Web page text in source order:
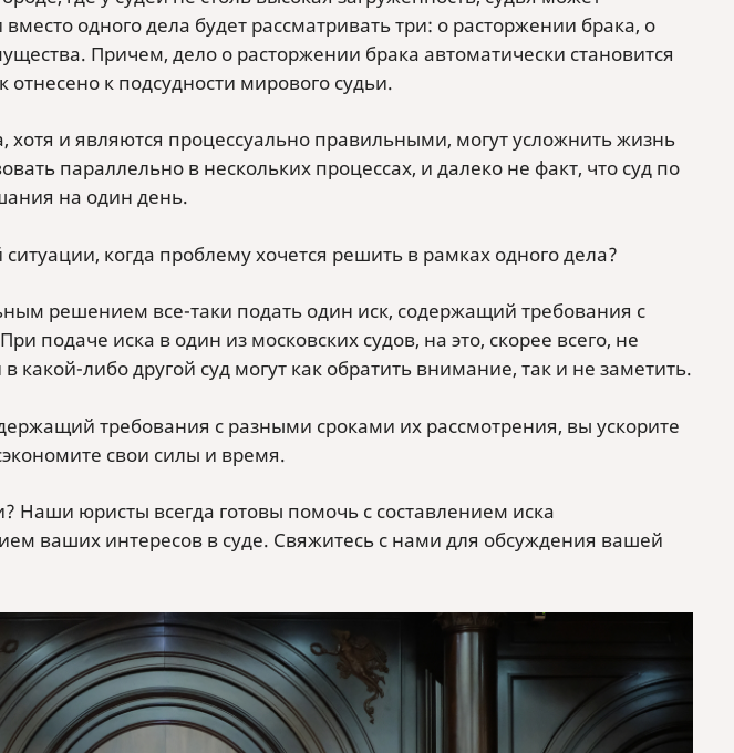
одного дела будет рассматривать три: о расторжении брака, о
Причем, дело о расторжении брака автоматически становится
к подсудности мирового судьи.
хотя и являются процессуально правильными, могут усложнить жизнь
параллельно в нескольких процессах, и далеко не факт, что суд по
на один день.
когда проблему хочется решить в рамках одного дела?
решением все-таки подать один иск, содержащий требования с
подаче иска в один из московских судов, на это, скорее всего, не
какой-либо другой суд могут как обратить внимание, так и не заметить.
требования с разными сроками их рассмотрения, вы ускорите
свои силы и время.
Наши юристы всегда готовы помочь с составлением иска
ваших интересов в суде. Свяжитесь с нами для обсуждения вашей